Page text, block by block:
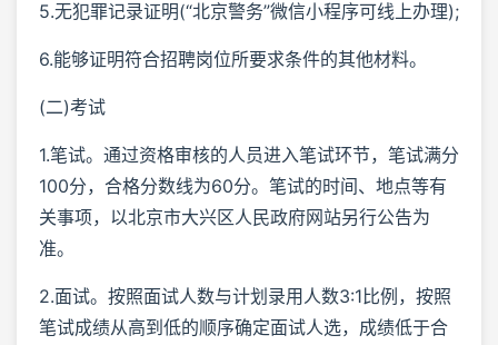
5.无犯罪记录证明(“北京警务”微信小程序可线上办理);
6.能够证明符合招聘岗位所要求条件的其他材料。
(二)考试
1.笔试。通过资格审核的人员进入笔试环节，笔试满分
100分，合格分数线为60分。笔试的时间、地点等有
关事项，以北京市大兴区人民政府网站另行公告为
准。
2.面试。按照面试人数与计划录用人数3:1比例，按照
笔试成绩从高到低的顺序确定面试人选，成绩低于合